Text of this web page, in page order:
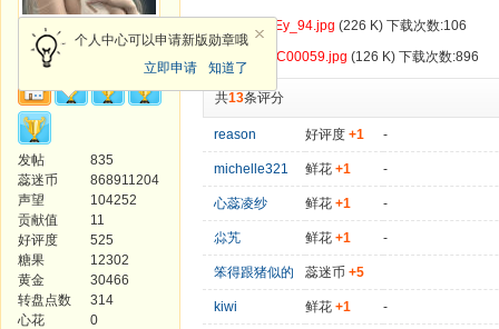
Princess
个人中心可以申请新版勋章哦
立即申请
知道了
发帖
835
蕊迷币
868911204
声望
104252
贡献值
11
好评度
525
糖果
12302
黄金
30466
转盘点数
314
心花
0
SFEy_94.jpg (226 K) 下载次数:106
DSC00059.jpg (126 K) 下载次数:896
共13条评分
reason 好评度 +1 -
michelle321 鲜花 +1 -
心蕊凌纱 鲜花 +1 -
尛艽 鲜花 +1 -
笨得跟猪似的 蕊迷币 +5
kiwi 鲜花 +1 -